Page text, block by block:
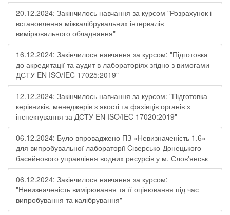
20.12.2024: Закінчилось навчання за курсом "Розрахунок і
встановлення міжкалібрувальних інтервалів
вимірювального обладнання"
16.12.2024: Закінчилося навчання за курсом: "Підготовка
до акредитації та аудит в лабораторіях згідно з вимогами
ДСТУ EN ISO/IEC 17025:2019"
12.12.2024: Закінчилось навчання за курсом: "Підготовка
керівників, менеджерів з якості та фахівців органів з
інспектування за ДСТУ EN ISO/IEC 17020:2019"
06.12.2024: Було впроваджено ПЗ «Невизначеність 1.6»
для випробувальної лабораторії Cіверсько-Донецького
басейнового управління водних ресурсів у м. Слов'янськ
06.12.2024: Закінчилося навчання за курсом:
"Невизначеність вимірювання та її оцінювання під час
випробування та калібрування"